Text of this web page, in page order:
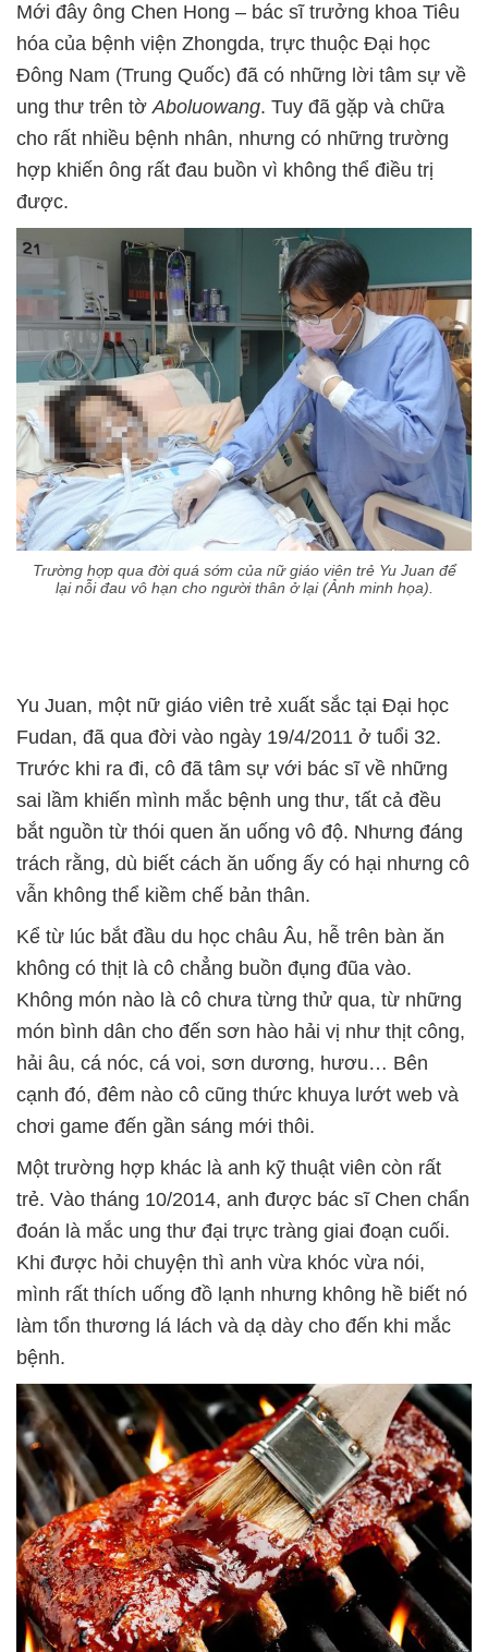
Mới đây ông Chen Hong – bác sĩ trưởng khoa Tiêu
hóa của bệnh viện Zhongda, trực thuộc Đại học
Đông Nam (Trung Quốc) đã có những lời tâm sự về
ung thư trên tờAboluowang. Tuy đã gặp và chữa
cho rất nhiều bệnh nhân, nhưng có những trường
hợp khiến ông rất đau buồn vì không thể điều trị
được.
Trường hợp qua đời quá sớm của nữ giáo viên trẻ Yu Juan để
lại nỗi đau vô hạn cho người thân ở lại (Ảnh minh họa).
Yu Juan, một nữ giáo viên trẻ xuất sắc tại Đại học
Fudan, đã qua đời vào ngày 19/4/2011 ở tuổi 32.
Trước khi ra đi, cô đã tâm sự với bác sĩ về những
sai lầm khiến mình mắc bệnh ung thư, tất cả đều
bắt nguồn từ thói quen ăn uống vô độ. Nhưng đáng
trách rằng, dù biết cách ăn uống ấy có hại nhưng cô
vẫn không thể kiềm chế bản thân.
Kể từ lúc bắt đầu du học châu Âu, hễ trên bàn ăn
không có thịt là cô chẳng buồn đụng đũa vào.
Không món nào là cô chưa từng thử qua, từ những
món bình dân cho đến sơn hào hải vị như thịt công,
hải âu, cá nóc, cá voi, sơn dương, hươu… Bên
cạnh đó, đêm nào cô cũng thức khuya lướt web và
chơi game đến gần sáng mới thôi.
Một trường hợp khác là anh kỹ thuật viên còn rất
trẻ. Vào tháng 10/2014, anh được bác sĩ Chen chẩn
đoán là mắc ung thư đại trực tràng giai đoạn cuối.
Khi được hỏi chuyện thì anh vừa khóc vừa nói,
mình rất thích uống đồ lạnh nhưng không hề biết nó
làm tổn thương lá lách và dạ dày cho đến khi mắc
bệnh.